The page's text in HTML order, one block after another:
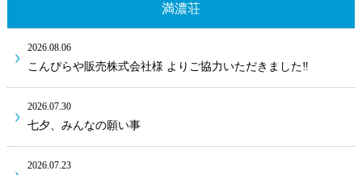
満濃荘
2026.08.06
こんぴらや販売株式会社様 よりご協力いただきました‼
2026.07.30
七夕、みんなの願い事
2026.07.23